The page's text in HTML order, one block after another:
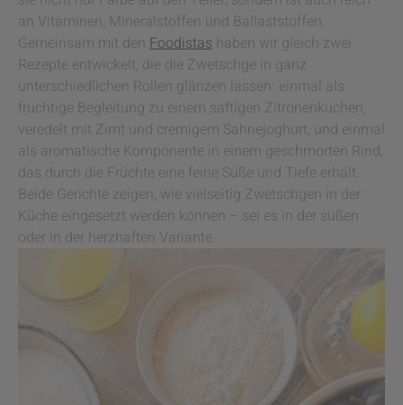
an Vitaminen, Mineralstoffen und Ballaststoffen.
Gemeinsam mit den Foodistas haben wir gleich zwei
Rezepte entwickelt, die die Zwetschge in ganz
unterschiedlichen Rollen glänzen lassen: einmal als
fruchtige Begleitung zu einem saftigen Zitronenkuchen,
veredelt mit Zimt und cremigem Sahnejoghurt, und einmal
als aromatische Komponente in einem geschmorten Rind,
das durch die Früchte eine feine Süße und Tiefe erhält.
Beide Gerichte zeigen, wie vielseitig Zwetschgen in der
Küche eingesetzt werden können – sei es in der süßen
oder in der herzhaften Variante.